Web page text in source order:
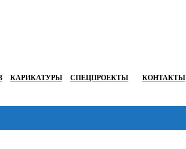
КАРИКАТУРЫ СПЕЦПРОЕКТЫ КОНТАКТЫ